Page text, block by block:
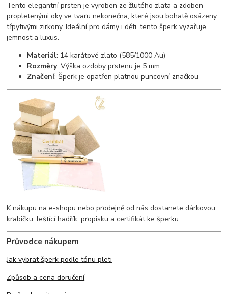
Tento elegantní prsten je vyroben ze žlutého zlata a zdoben
propletenými oky ve tvaru nekonečna, které jsou bohatě osázeny
třpytivými zirkony. Ideální pro dámy i děti, tento šperk vyzařuje
jemnost a luxus.
Materiál: 14 karátové zlato (585/1000 Au)
Rozměry: Výška ozdoby prstenu je 5 mm
Značení: Šperk je opatřen platnou puncovní značkou
K nákupu na e-shopu nebo prodejně od nás dostanete dárkovou
krabičku, leštící hadřík, propisku a certifikát ke šperku.
Průvodce nákupem
Jak vybrat šperk podle tónu pleti
Způsob a cena doručení